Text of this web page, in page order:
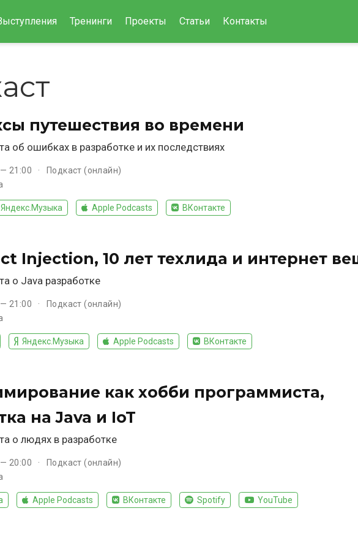
Тренинги Проекты Статьи Контакты
путешествия во времени
об ошибках в разработке и их последствиях
21:00
Подкаст (онлайн)
Яндекс.Музыка Apple Podcasts ВКонтакте
Injection, 10 лет техлида и интернет
о Java разработке
21:00
Подкаст (онлайн)
Яндекс.Музыка Apple Podcasts ВКонтакте
как хобби программиста,
на Java и IoT
о людях в разработке
20:00
Подкаст (онлайн)
Apple Podcasts ВКонтакте Spotify YouTube